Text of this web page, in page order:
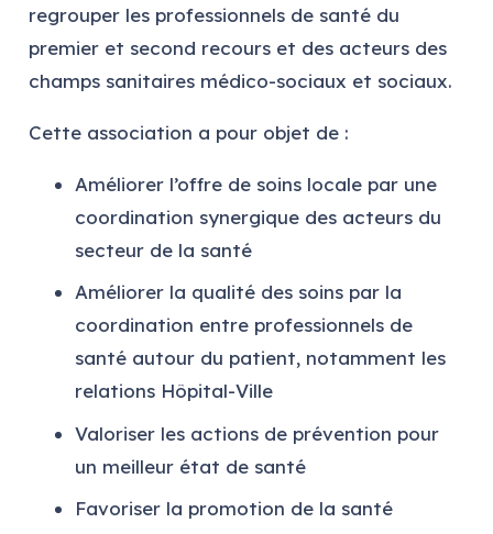
regrouper les professionnels de santé du
premier et second recours et des acteurs des
champs sanitaires médico-sociaux et sociaux.
Cette association a pour objet de :
Améliorer l’offre de soins locale par une
coordination synergique des acteurs du
secteur de la santé
Améliorer la qualité des soins par la
coordination entre professionnels de
santé autour du patient, notamment les
relations Hôpital-Ville
Valoriser les actions de prévention pour
un meilleur état de santé
Favoriser la promotion de la santé